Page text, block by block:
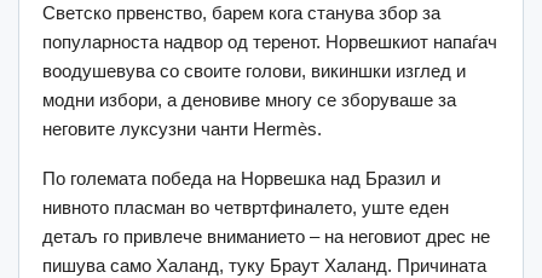
Светско првенство, барем кога станува збор за
популарноста надвор од теренот. Норвешкиот напаѓач
воодушевува со своите голови, викиншки изглед и
модни избори, а деновиве многу се зборуваше за
неговите луксузни чанти Hermès.
По големата победа на Норвешка над Бразил и
нивното пласман во четвртфиналето, уште еден
детаљ го привлече вниманието – на неговиот дрес не
пишува само Халанд, туку Браут Халанд. Причината